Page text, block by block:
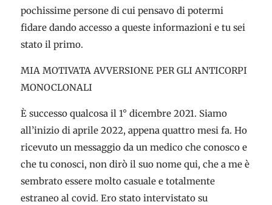
pochissime persone di cui pensavo di potermi
fidare dando accesso a queste informazioni e tu sei
stato il primo.
MIA MOTIVATA AVVERSIONE PER GLI ANTICORPI
MONOCLONALI
È successo qualcosa il 1° dicembre 2021. Siamo
all’inizio di aprile 2022, appena quattro mesi fa. Ho
ricevuto un messaggio da un medico che conosco e
che tu conosci, non dirò il suo nome qui, che a me è
sembrato essere molto casuale e totalmente
estraneo al covid. Ero stato intervistato su